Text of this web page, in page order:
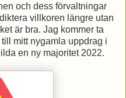
och dess förvaltningar
villkoren längre utan
är bra. Jag kommer ta
mitt nygamla uppdrag i
en ny majoritet 2022.